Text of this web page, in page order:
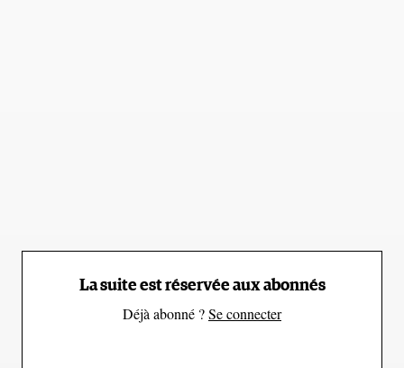
énergétique bénéfique et vous vous sentirez déjà
La suite est réservée aux abonnés
Déjà abonné ?Se connecter